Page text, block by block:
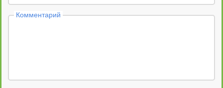
Комментарий